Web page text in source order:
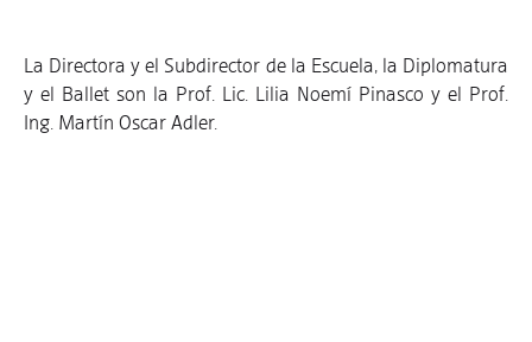
La Directora y el Subdirector de la Escuela, la Diplomatura
y el Ballet son la Prof. Lic. Lilia Noemí Pinasco y el Prof.
Ing. Martín Oscar Adler.